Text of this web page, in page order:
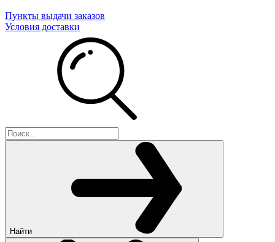
Пункты выдачи заказов
Условия доставки
Найти